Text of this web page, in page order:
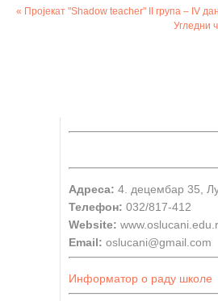
« Пројекат "Shadow teacher" II група – IV
Угледни
Адреса: 4. децембар 35,
Телефон: 032/817-412
Website:
Email: oslucani@gmail.com
Информатор о раду школе